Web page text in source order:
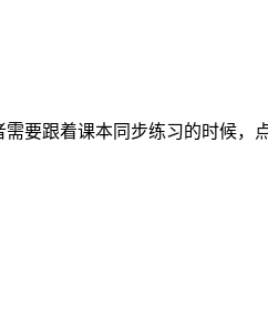
要跟着课本同步练习的时候